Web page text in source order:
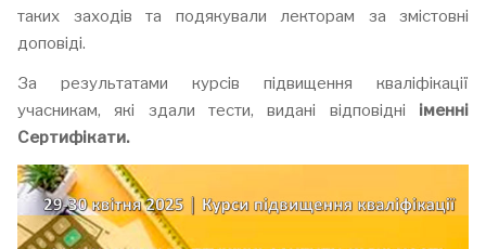
таких заходів та подякували лекторам за змістовні
доповіді.
За результатами курсів підвищення кваліфікації
учасникам, які здали тести, видані відповідні іменні
Сертифікати.